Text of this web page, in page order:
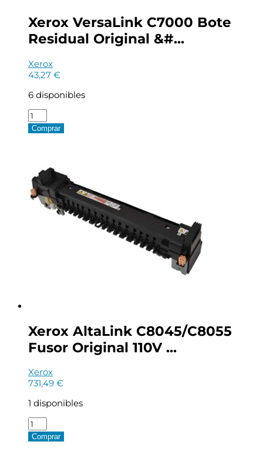
Xerox VersaLink C7000 Bote
Residual Original &#...
Xerox
43,27 €
6 disponibles
Xerox
VersaLink
C7000
Original
115R00129
cantidad
Comprar
Xerox AltaLink C8045/C8055
Fusor Original 110V ...
Xerox
731,49 €
1 disponibles
Xerox
AltaLink
C8045/C8055
Comprar